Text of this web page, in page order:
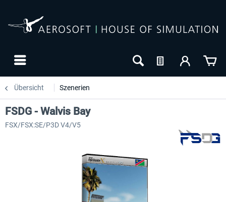
Übersicht Szenerien
FSDG - Walvis Bay
FSX/FSX:SE/P3D V4/V5